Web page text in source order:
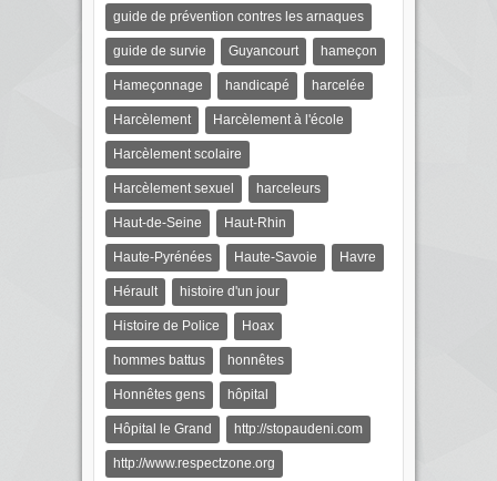
guide de prévention contres les arnaques
guide de survie Guyancourt hameçon
Hameçonnage handicapé harcelée
Harcèlement Harcèlement à l'école
Harcèlement scolaire
Harcèlement sexuel harceleurs
Haut-de-Seine Haut-Rhin
Haute-Pyrénées Haute-Savoie Havre
Hérault histoire d'un jour
Histoire de Police Hoax
hommes battus honnêtes
Honnêtes gens hôpital
Hôpital le Grand http://stopaudeni.com
http://www.respectzone.org